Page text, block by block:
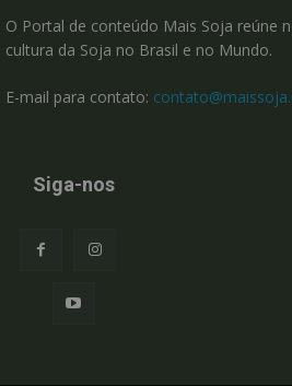
O Portal de conteúdo Mais Soja reúne
cultura da Soja no Brasil e no Mundo.
E-mail para contato:
Siga-nos